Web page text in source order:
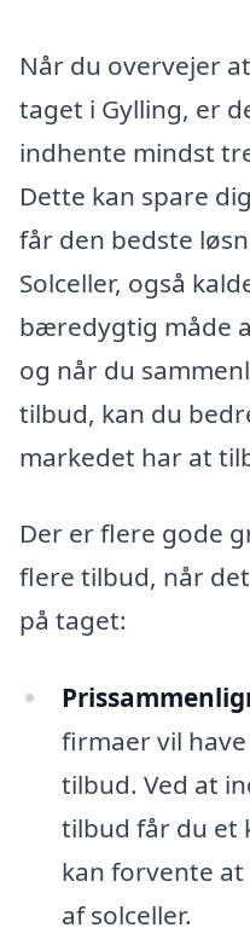
Når du overvejer
taget i Gylling, er
indhente mindst
Dette kan spare
får den bedste
Solceller, også
bæredygtig måde
og når du
tilbud, kan du
markedet har at
Der er flere gode
flere tilbud, når
på taget:
firmaer vil
tilbud. Ved at
tilbud får du et
kan forvente
af solceller.